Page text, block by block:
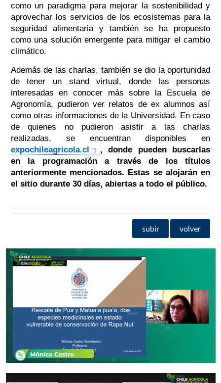
como un paradigma para mejorar la sostenibilidad y
aprovechar los servicios de los ecosistemas para la
seguridad alimentaria y también se ha propuesto
como una solución emergente para mitigar el cambio
climático.
Además de las charlas, también se dio la oportunidad
de tener un stand virtual, donde las personas
interesadas en conocer más sobre la Escuela de
Agronomía, pudieron ver relatos de ex alumnos así
como otras informaciones de la Universidad. En caso
de quienes no pudieron asistir a las charlas
realizadas, se encuentran disponibles en
expochileagricola.cl
, donde pueden buscarlas
en la programación a través de los títulos
anteriormente mencionados. Estas se alojarán en
el sitio durante 30 días, abiertas a todo el público.
subir volver